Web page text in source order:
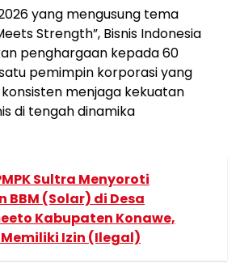
yang mengusung tema
Strength”, Bisnis Indonesia
penghargaan kepada 60
pemimpin korporasi yang
menjaga kekuatan
di tengah dinamika
Sultra Menyoroti
BBM (Solar) di Desa
Kabupaten Konawe,
Izin (Ilegal)